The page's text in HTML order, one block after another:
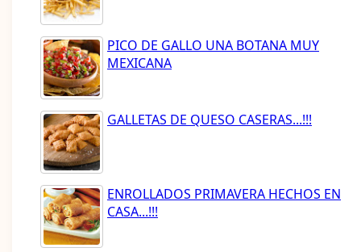
PICO DE GALLO UNA BOTANA MUY
MEXICANA
GALLETAS DE QUESO CASERAS...!!!
ENROLLADOS PRIMAVERA HECHOS EN
CASA...!!!